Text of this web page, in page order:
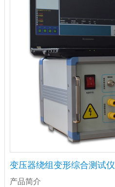
变压器绕组变形综合测试仪
产品简介